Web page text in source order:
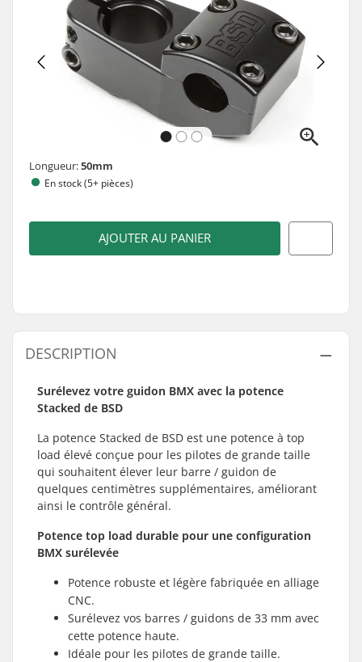
Longueur:50mm
En stock (5+ pièces)
AJOUTER AU PANIER
DESCRIPTION
Surélevez votre guidon BMX avec la potence
Stacked de BSD
La potence Stacked de BSD est une potence à top
load élevé conçue pour les pilotes de grande taille
qui souhaitent élever leur barre / guidon de
quelques centimètres supplémentaires, améliorant
ainsi le contrôle général.
Potence top load durable pour une configuration
BMX surélevée
Potence robuste et légère fabriquée en alliage
CNC.
Surélevez vos barres / guidons de 33 mm avec
cette potence haute.
Idéale pour les pilotes de grande taille.